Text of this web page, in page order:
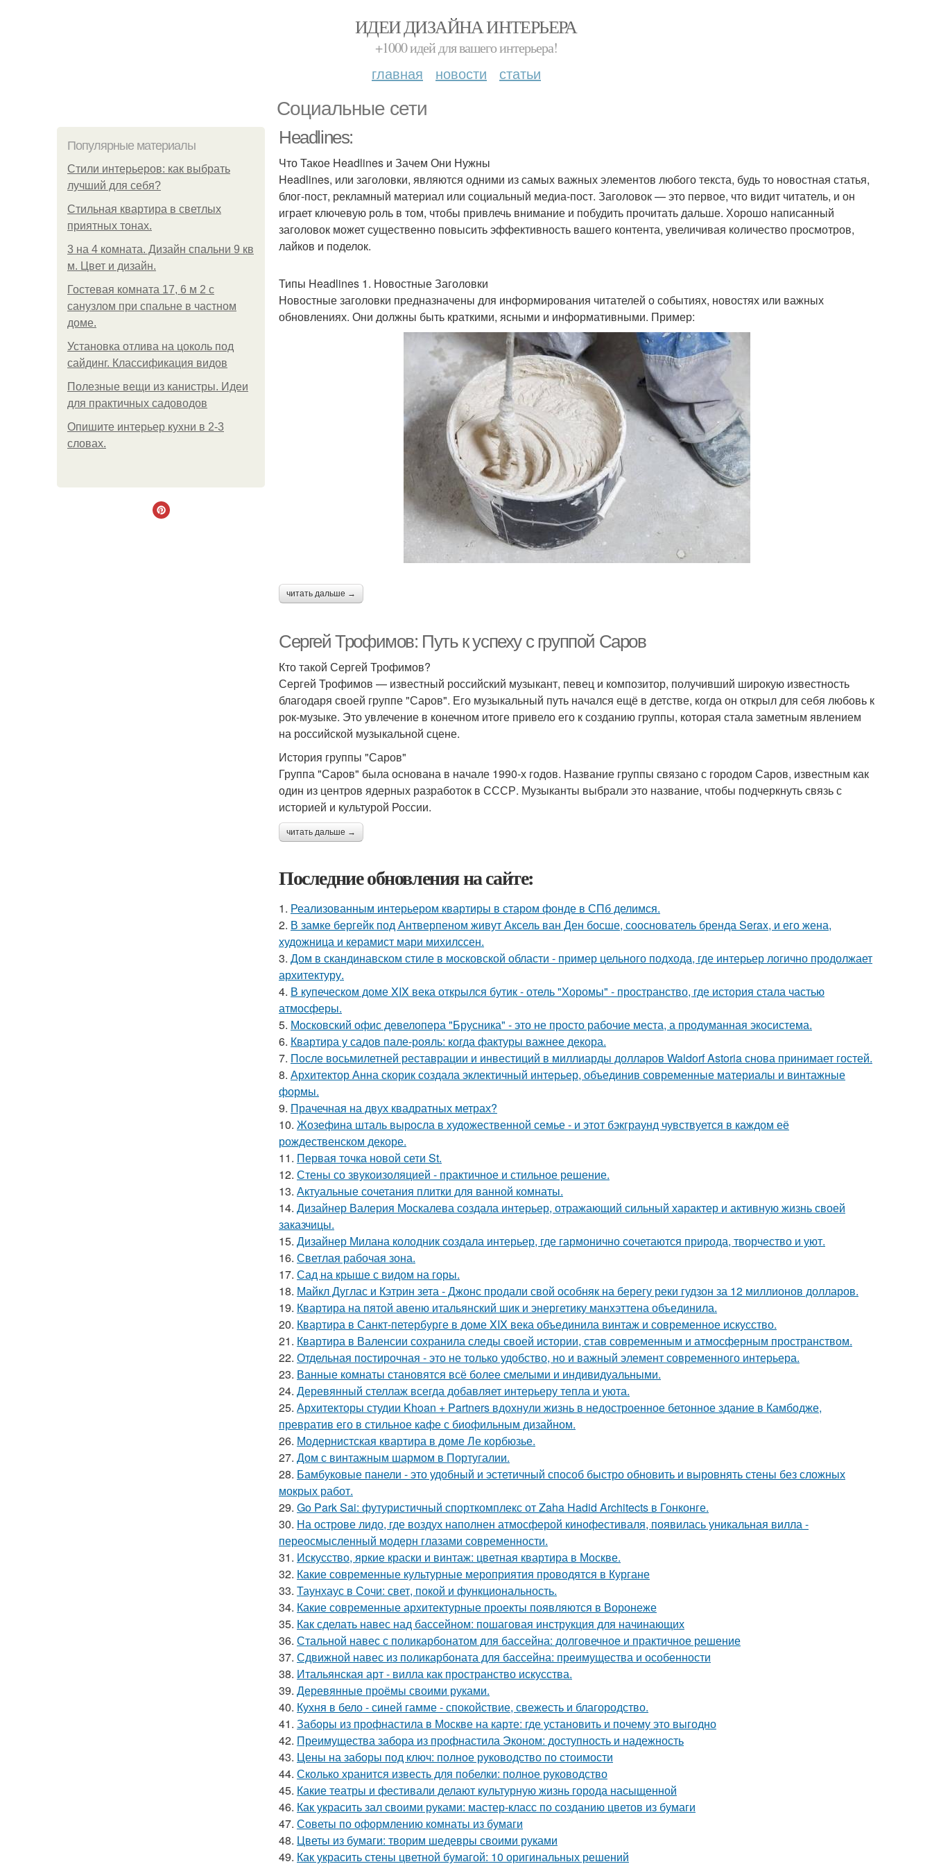
ИДЕИ ДИЗАЙНА ИНТЕРЬЕРА
+1000 идей для вашего интерьера!
главная новости статьи
Социальные сети
Популярные материалы
Стили интерьеров: как выбрать
лучший для себя?
Стильная квартира в светлых
приятных тонах.
3 на 4 комната. Дизайн спальни 9 кв
м. Цвет и дизайн.
Гостевая комната 17, 6 м 2 с
санузлом при спальне в частном
доме.
Установка отлива на цоколь под
сайдинг. Классификация видов
Полезные вещи из канистры. Идеи
для практичных садоводов
Опишите интерьер кухни в 2-3
словах.
Headlines:
Что Такое Headlines и Зачем Они Нужны
Headlines, или заголовки, являются одними из самых важных элементов любого текста, будь то новостная статья,
блог-пост, рекламный материал или социальный медиа-пост. Заголовок — это первое, что видит читатель, и он
играет ключевую роль в том, чтобы привлечь внимание и побудить прочитать дальше. Хорошо написанный
заголовок может существенно повысить эффективность вашего контента, увеличивая количество просмотров,
лайков и поделок.
Типы Headlines 1. Новостные Заголовки
Новостные заголовки предназначены для информирования читателей о событиях, новостях или важных
обновлениях. Они должны быть краткими, ясными и информативными. Пример:
читать дальше →
Сергей Трофимов: Путь к успеху с группой Саров
Кто такой Сергей Трофимов?
Сергей Трофимов — известный российский музыкант, певец и композитор, получивший широкую известность
благодаря своей группе "Саров". Его музыкальный путь начался ещё в детстве, когда он открыл для себя любовь к
рок-музыке. Это увлечение в конечном итоге привело его к созданию группы, которая стала заметным явлением
на российской музыкальной сцене.
История группы "Саров"
Группа "Саров" была основана в начале 1990-х годов. Название группы связано с городом Саров, известным как
один из центров ядерных разработок в СССР. Музыканты выбрали это название, чтобы подчеркнуть связь с
историей и культурой России.
читать дальше →
Последние обновления на сайте:
1. Реализованным интерьером квартиры в старом фонде в СПб делимся.
2. В замке бергейк под Антверпеном живут Аксель ван Ден босше, сооснователь бренда Serax, и его жена,
художница и керамист мари михилссен.
3. Дом в скандинавском стиле в московской области - пример цельного подхода, где интерьер логично продолжает
архитектуру.
4. В купеческом доме XIX века открылся бутик - отель "Хоромы" - пространство, где история стала частью
атмосферы.
5. Московский офис девелопера "Брусника" - это не просто рабочие места, а продуманная экосистема.
6. Квартира у садов пале-рояль: когда фактуры важнее декора.
7. После восьмилетней реставрации и инвестиций в миллиарды долларов Waldorf Astoria снова принимает гостей.
8. Архитектор Анна скорик создала эклектичный интерьер, объединив современные материалы и винтажные
формы.
9. Прачечная на двух квадратных метрах?
10. Жозефина шталь выросла в художественной семье - и этот бэкграунд чувствуется в каждом её
рождественском декоре.
11. Первая точка новой сети St.
12. Стены со звукоизоляцией - практичное и стильное решение.
13. Актуальные сочетания плитки для ванной комнаты.
14. Дизайнер Валерия Москалева создала интерьер, отражающий сильный характер и активную жизнь своей
заказчицы.
15. Дизайнер Милана колодник создала интерьер, где гармонично сочетаются природа, творчество и уют.
16. Светлая рабочая зона.
17. Сад на крыше с видом на горы.
18. Майкл Дуглас и Кэтрин зета - Джонс продали свой особняк на берегу реки гудзон за 12 миллионов долларов.
19. Квартира на пятой авеню итальянский шик и энергетику манхэттена объединила.
20. Квартира в Санкт-петербурге в доме XIX века объединила винтаж и современное искусство.
21. Квартира в Валенсии сохранила следы своей истории, став современным и атмосферным пространством.
22. Отдельная постирочная - это не только удобство, но и важный элемент современного интерьера.
23. Ванные комнаты становятся всё более смелыми и индивидуальными.
24. Деревянный стеллаж всегда добавляет интерьеру тепла и уюта.
25. Архитекторы студии Khoan + Partners вдохнули жизнь в недостроенное бетонное здание в Камбодже,
превратив его в стильное кафе с биофильным дизайном.
26. Модернистская квартира в доме Ле корбюзье.
27. Дом с винтажным шармом в Португалии.
28. Бамбуковые панели - это удобный и эстетичный способ быстро обновить и выровнять стены без сложных
мокрых работ.
29. Go Park Sai: футуристичный спорткомплекс от Zaha Hadid Architects в Гонконге.
30. На острове лидо, где воздух наполнен атмосферой кинофестиваля, появилась уникальная вилла -
переосмысленный модерн глазами современности.
31. Искусство, яркие краски и винтаж: цветная квартира в Москве.
32. Какие современные культурные мероприятия проводятся в Кургане
33. Таунхаус в Сочи: свет, покой и функциональность.
34. Какие современные архитектурные проекты появляются в Воронеже
35. Как сделать навес над бассейном: пошаговая инструкция для начинающих
36. Стальной навес с поликарбонатом для бассейна: долговечное и практичное решение
37. Сдвижной навес из поликарбоната для бассейна: преимущества и особенности
38. Итальянская арт - вилла как пространство искусства.
39. Деревянные проёмы своими руками.
40. Кухня в бело - синей гамме - спокойствие, свежесть и благородство.
41. Заборы из профнастила в Москве на карте: где установить и почему это выгодно
42. Преимущества забора из профнастила Эконом: доступность и надежность
43. Цены на заборы под ключ: полное руководство по стоимости
44. Сколько хранится известь для побелки: полное руководство
45. Какие театры и фестивали делают культурную жизнь города насыщенной
46. Как украсить зал своими руками: мастер-класс по созданию цветов из бумаги
47. Советы по оформлению комнаты из бумаги
48. Цветы из бумаги: творим шедевры своими руками
49. Как украсить стены цветной бумагой: 10 оригинальных решений